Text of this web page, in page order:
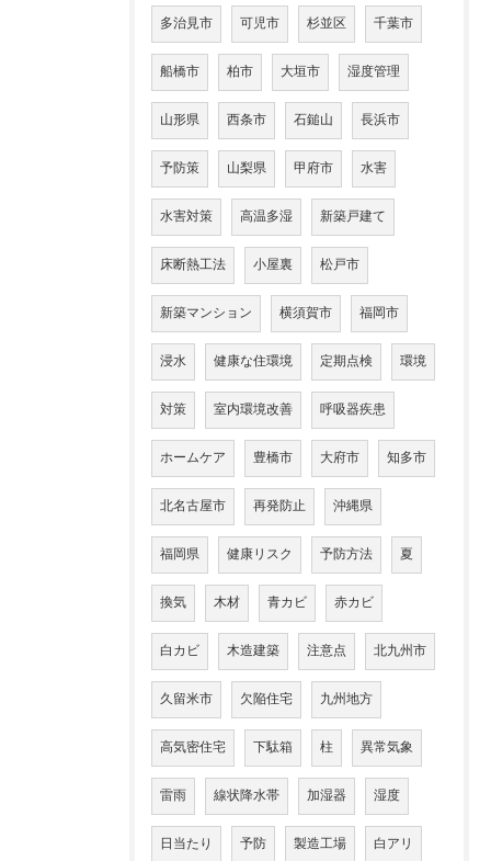
多治見市 可児市 杉並区 千葉市
船橋市 柏市 大垣市 湿度管理
山形県 西条市 石鎚山 長浜市
予防策 山梨県 甲府市 水害
水害対策 高温多湿 新築戸建て
床断熱工法 小屋裏 松戸市
新築マンション 横須賀市 福岡市
浸水 健康な住環境 定期点検 環境
対策 室内環境改善 呼吸器疾患
ホームケア 豊橋市 大府市 知多市
北名古屋市 再発防止 沖縄県
福岡県 健康リスク 予防方法 夏
換気 木材 青カビ 赤カビ
白カビ 木造建築 注意点 北九州市
久留米市 欠陥住宅 九州地方
高気密住宅 下駄箱 柱 異常気象
雷雨 線状降水帯 加湿器 湿度
日当たり 予防 製造工場 白アリ